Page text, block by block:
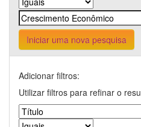
Iniciar uma nova pesquisa
Adicionar filtros:
Utilizar filtros para refinar o